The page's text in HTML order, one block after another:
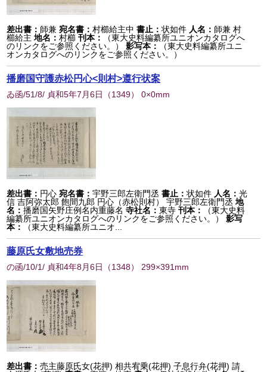
差出書：師兼 宛名書：村櫛給主中 書止：状如件 人名：師兼 村
櫛給主 地名：村櫛 刊本：
（東大史料編纂所ユニオンカタログへ
のリンクをご参照ください。）
影写本：
（東大史料編纂所ユニ
オンカタログへのリンクをご参照ください。）
播磨国守護赤松円心<則村>遵行状案
ゐ函/51/8/ 貞和5年7月6日 （1349） 0×0mm
差出書： 円心 宛名書：宇野三郎左衛門丞 書止：状如件 人名：光
信 吉阿弥太郎 飽間九郎 円心（赤松則村） 宇野三郎左衛門丞 地
名：播磨国矢野庄例名内重藤名 寺社名：東寺 刊本：
（東大史料
編纂所ユニオンカタログへのリンクをご参照ください。）
影写
本：
（東大史料編纂所ユニオ...
藤原氏女敷地売券
の函/10/1/ 貞和4年8月6日 （1348） 299×391mm
差出書：売主藤原氏女(花押) 相共宥乗(花押) 子息行弁(花押) 請